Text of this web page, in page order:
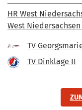
HR West
West
TV
TV Dinklage II